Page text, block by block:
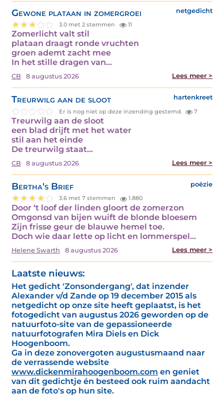
Gewone plataan in zomergroei netgedicht
3.0 met 2 stemmen 11
Zomerlicht valt stil
plataan draagt ronde vruchten
groen ademt zacht mee
In het stille dragen van…
CB 8 augustus 2026 Lees meer >
Treurwilg aan de sloot hartenkreet
Er is nog niet op deze inzending gestemd. 7
Treurwilg aan de sloot
een blad drijft met het water
stil aan het einde
De treurwilg staat…
CB 8 augustus 2026 Lees meer >
Bertha's Brief poëzie
3.6 met 7 stemmen 1.880
Door ‘t loof der linden gloort de zomerzon
Omgonsd van bijen wuift de blonde bloesem
Zijn frisse geur de blauwe hemel toe.
Doch wie daar lette op licht en lommerspel…
Helene Swarth 8 augustus 2026 Lees meer >
Laatste nieuws:
Het gedicht 'Zonsondergang', dat inzender
Alexander v/d Zande op 19 december 2015 als
netgedicht op onze site heeft geplaatst, is het
fotogedicht van augustus 2026 geworden op de
natuurfoto-site van de gepassioneerde
natuurfotografen Mira Diels en Dick
Hoogenboom.
Ga in deze zonovergoten augustusmaand naar
de verrassende website
www.dickenmirahoogenboom.com en geniet
van dit gedichtje én besteed ook ruim aandacht
aan de foto's op hun site.